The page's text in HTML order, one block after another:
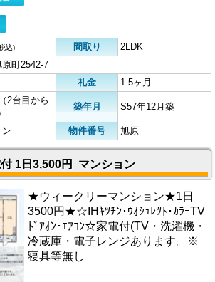
込) 間取り
2LDK
町2542-7
礼金 1.5ヶ月
2台目から
築年月 S57年12月築
ン 物件番号 旭原
1日3,500円 マンション
★ウィークリーマンション★1日
3500円★☆IHｷﾂﾁﾝ･ｳｵｼｭﾚﾂﾄ･ｶﾗｰTV
ﾄﾞｱｵﾝ･ｴｱｺﾝ☆家電付(TV・洗濯機・
冷蔵庫・電子レンジあります。※
寝具等無し